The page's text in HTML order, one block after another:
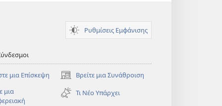
Ρυθμίσεις Εμφάνισης
μια Επίσκεψη Βρείτε μια Συνάθροιση
(ανοίγει
νέο
παράθυρο)
μια
Τι Νέο Υπάρχει